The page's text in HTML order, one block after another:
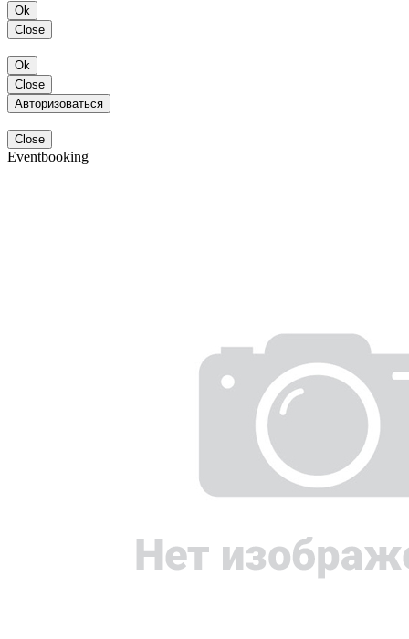
Ok
Close
Ok
Close
Авторизоваться
Close
Eventbooking